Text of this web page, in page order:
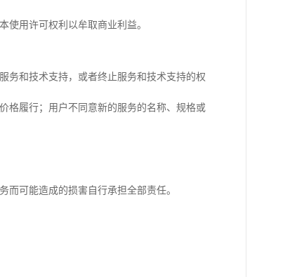
用许可权利以牟取商业利益。
务和技术支持，或者终止服务和技术支持的权
格履行；用户不同意新的服务的名称、规格或
可能造成的损害自行承担全部责任。